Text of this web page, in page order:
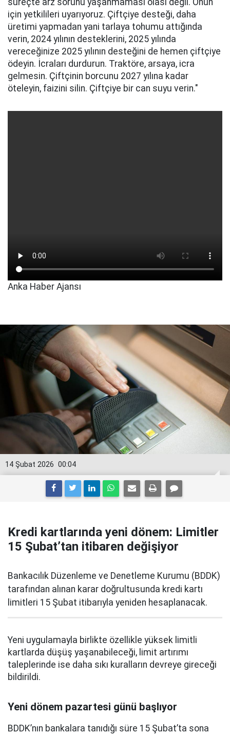
süreçte arz sorunu yaşanmaması olası değil. Onun
için yetkilileri uyarıyoruz. Çiftçiye desteği, daha
üretimi yapmadan yani tarlaya tohumu attığında
verin, 2024 yılının desteklerini, 2025 yılında
vereceğinize 2025 yılının desteğini de hemen çiftçiye
ödeyin. İcraları durdurun. Traktöre, arsaya, icra
gelmesin. Çiftçinin borcunu 2027 yılına kadar
öteleyin, faizini silin. Çiftçiye bir can suyu verin."
Anka Haber Ajansı
00:04
14 Şubat 2026
Kredi kartlarında yeni dönem: Limitler
15 Şubat’tan itibaren değişiyor
Bankacılık Düzenleme ve Denetleme Kurumu (BDDK)
tarafından alınan karar doğrultusunda kredi kartı
limitleri 15 Şubat itibarıyla yeniden hesaplanacak.
Yeni uygulamayla birlikte özellikle yüksek limitli
kartlarda düşüş yaşanabileceği, limit artırımı
taleplerinde ise daha sıkı kuralların devreye gireceği
bildirildi.
Yeni dönem pazartesi günü başlıyor
BDDK’nın bankalara tanıdığı süre 15 Şubat’ta sona